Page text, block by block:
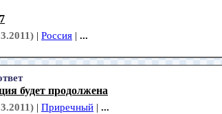
| Россия | ...
будет продолжена
| Приречный | ...